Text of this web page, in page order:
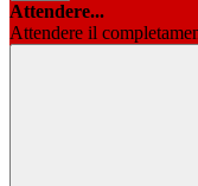
Attendere...
Attendere il